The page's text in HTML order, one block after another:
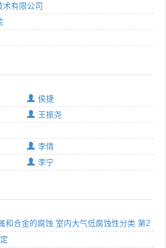
术有限公司
侯捷
王振尧
李倩
李宁
和合金的腐蚀 室内大气低腐蚀性分类 第2